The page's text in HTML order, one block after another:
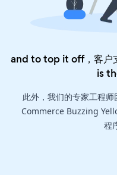
and to top it off，客户
is
此外，我们的专家工程
Commerce Buzzing
程